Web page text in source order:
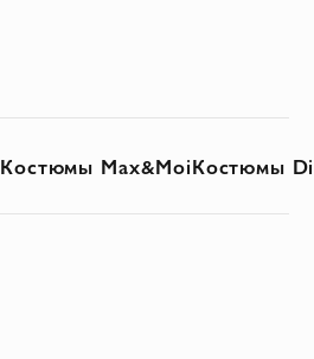
Костюмы Max&MoiКостюмы